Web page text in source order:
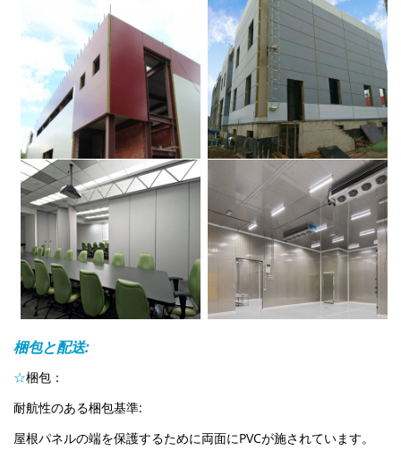
梱包と配送:
☆梱包 ：
耐航性のある梱包基準:
屋根パネルの端を保護するために両面にPVCが施されています。